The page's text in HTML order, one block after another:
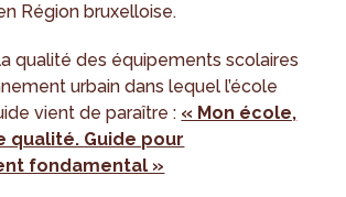
Région bruxelloise.
qualité des équipements scolaires
urbain dans lequel l’école
vient de paraître : « Mon école,
qualité. Guide pour
fondamental »